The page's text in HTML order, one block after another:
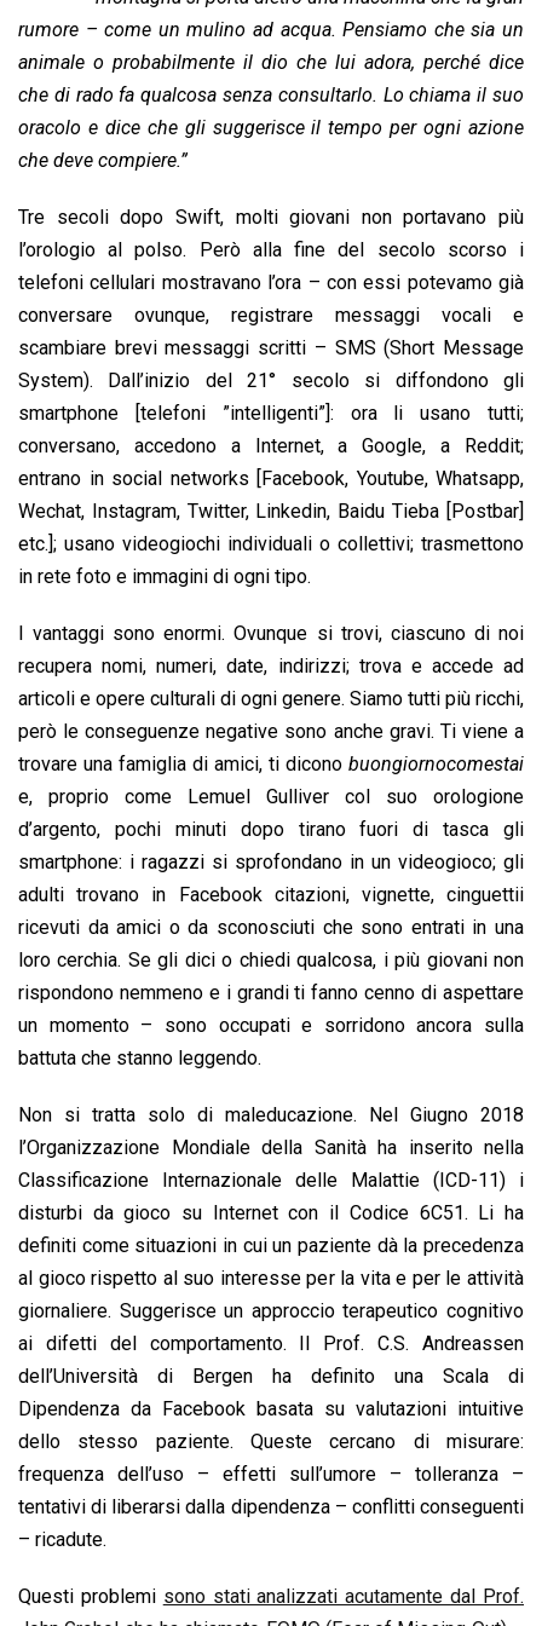
o
o
k
A
p
p
d
I
n
d
s
i
n
k
rumore – come un mulino ad acqua. Pensiamo che sia un
animale o probabilmente il dio che lui adora, perché dice
che di rado fa qualcosa senza consultarlo. Lo chiama il suo
oracolo e dice che gli suggerisce il tempo per ogni azione
che deve compiere.”
Tre secoli dopo Swift, molti giovani non portavano più
l’orologio al polso. Però alla fine del secolo scorso i
telefoni cellulari mostravano l’ora – con essi potevamo già
conversare ovunque, registrare messaggi vocali e
scambiare brevi messaggi scritti – SMS (Short Message
System). Dall’inizio del 21° secolo si diffondono gli
smartphone [telefoni ”intelligenti”]: ora li usano tutti;
conversano, accedono a Internet, a Google, a Reddit;
entrano in social networks [Facebook, Youtube, Whatsapp,
Wechat, Instagram, Twitter, Linkedin, Baidu Tieba [Postbar]
etc.]; usano videogiochi individuali o collettivi; trasmettono
in rete foto e immagini di ogni tipo.
I vantaggi sono enormi. Ovunque si trovi, ciascuno di noi
recupera nomi, numeri, date, indirizzi; trova e accede ad
articoli e opere culturali di ogni genere. Siamo tutti più ricchi,
però le conseguenze negative sono anche gravi. Ti viene a
trovare una famiglia di amici, ti dicono buongiornocomestai
e, proprio come Lemuel Gulliver col suo orologione
d’argento, pochi minuti dopo tirano fuori di tasca gli
smartphone: i ragazzi si sprofondano in un videogioco; gli
adulti trovano in Facebook citazioni, vignette, cinguettii
ricevuti da amici o da sconosciuti che sono entrati in una
loro cerchia. Se gli dici o chiedi qualcosa, i più giovani non
rispondono nemmeno e i grandi ti fanno cenno di aspettare
un momento – sono occupati e sorridono ancora sulla
battuta che stanno leggendo.
Non si tratta solo di maleducazione. Nel Giugno 2018
l’Organizzazione Mondiale della Sanità ha inserito nella
Classificazione Internazionale delle Malattie (ICD-11) i
disturbi da gioco su Internet con il Codice 6C51. Li ha
definiti come situazioni in cui un paziente dà la precedenza
al gioco rispetto al suo interesse per la vita e per le attività
giornaliere. Suggerisce un approccio terapeutico cognitivo
ai difetti del comportamento. Il Prof. C.S. Andreassen
dell’Università di Bergen ha definito una Scala di
Dipendenza da Facebook basata su valutazioni intuitive
dello stesso paziente. Queste cercano di misurare:
frequenza dell’uso – effetti sull’umore – tolleranza –
tentativi di liberarsi dalla dipendenza – conflitti conseguenti
– ricadute.
Questi problemi sono stati analizzati acutamente dal Prof.